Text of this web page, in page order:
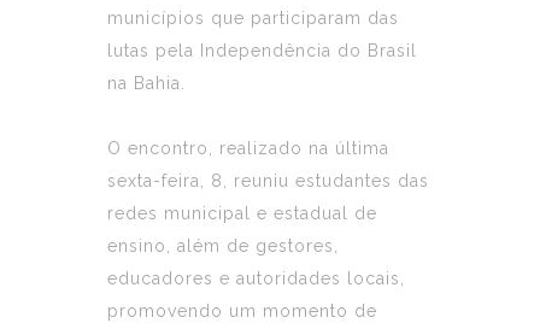
municípios que participaram das
lutas pela Independência do Brasil
na Bahia.
O encontro, realizado na última
sexta-feira, 8, reuniu estudantes das
redes municipal e estadual de
ensino, além de gestores,
educadores e autoridades locais,
promovendo um momento de